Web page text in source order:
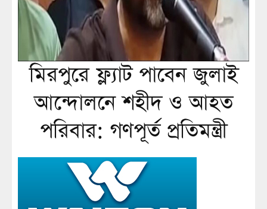
মিরপুরে ফ্ল্যাট পাবেন জুলাই
আন্দোলনে শহীদ ও আহত
পরিবার: গণপূর্ত প্রতিমন্ত্রী